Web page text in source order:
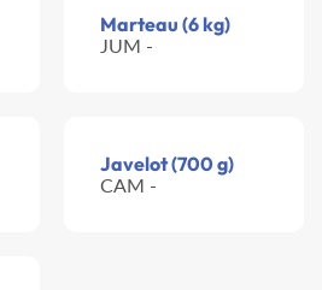
Marteau (6 kg)
JUM -
Javelot (700 g)
CAM -